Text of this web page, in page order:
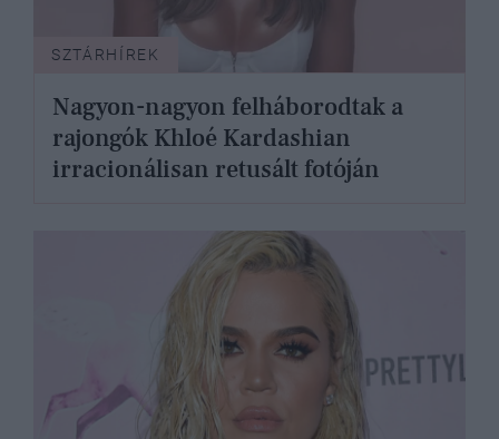
SZTÁRHÍREK
Nagyon-nagyon felháborodtak a
rajongók Khloé Kardashian
irracionálisan retusált fotóján